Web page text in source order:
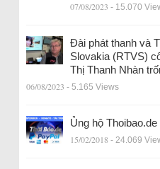
07/08/2023 - 15.070
Đài phát thanh và
Slovakia (RTVS)
Thị Thanh Nhàn
06/08/2023 - 5.165 Views
Ủng hộ Thoibao.de
15/02/2018 - 24.069